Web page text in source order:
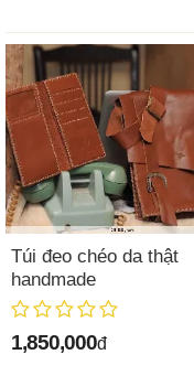
Túi đeo chéo da thật
handmade
1,850,000đ